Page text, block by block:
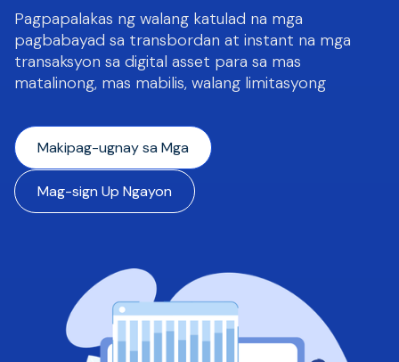
Pagpapalakas ng walang katulad na mga
pagbabayad sa transbordan at instant na mga
transaksyon sa digital asset para sa mas
matalinong, mas mabilis, walang limitasyong
Makipag-ugnay sa Mga
Mag-sign Up Ngayon